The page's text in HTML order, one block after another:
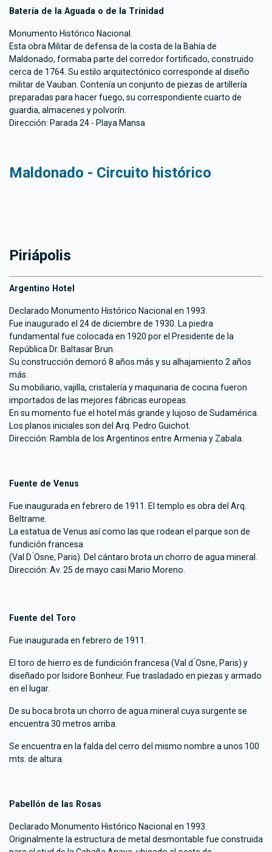
Batería de la Aguada o de la Trinidad
Monumento Histórico Nacional.
Esta obra Militar de defensa de la costa de la Bahía de
Maldonado, formaba parte del corredor fortificado, construido
cerca de 1764. Su estilo arquitectónico corresponde al diseño
militar de Vauban. Contenía un conjunto de piezas de artillería
preparadas para hacer fuego, su correspondiente cuarto de
guardia, almacenes y polvorín.
Dirección: Parada 24 - Playa Mansa
Maldonado - Circuito histórico
Piriápolis
Argentino Hotel
Declarado Monumento Histórico Nacional en 1993.
Fue inaugurado el 24 de diciembre de 1930. La piedra
fundamental fue colocada en 1920 por el Presidente de la
República Dr. Baltasar Brun.
Su construcción demoró 8 años más y su alhajamiento 2 años
más.
Su mobiliario, vajilla, cristalería y maquinaria de cocina fueron
importados de las mejores fábricas europeas.
En su momento fue el hotel más grande y lujoso de Sudamérica.
Los planos iniciales son del Arq. Pedro Guichot.
Dirección: Rambla de los Argentinos entre Armenia y Zabala.
Fuente de Venus
Fue inaugurada en febrero de 1911. El templo es obra del Arq.
Beltrame.
La estatua de Venus así como las que rodean el parque son de
fundición francesa
(Val D ́Osne, Paris). Del cántaro brota un chorro de agua mineral.
Dirección: Av. 25 de mayo casi Mario Moreno.
Fuente del Toro
Fue inaugurada en febrero de 1911.
El toro de hierro es de fundición francesa (Val d ́Osne, Paris) y
diseñado por Isidore Bonheur. Fue trasladado en piezas y armado
en el lugar.
De su boca brota un chorro de agua mineral cuya surgente se
encuentra 30 metros arriba.
Se encuentra en la falda del cerro del mismo nombre a unos 100
mts. de altura.
Pabellón de las Rosas
Declarado Monumento Histórico Nacional en 1993.
Originalmente la estructura de metal desmontable fue construida